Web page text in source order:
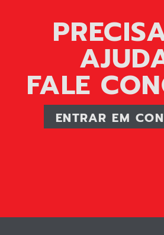
FALE
ENTRAR EM